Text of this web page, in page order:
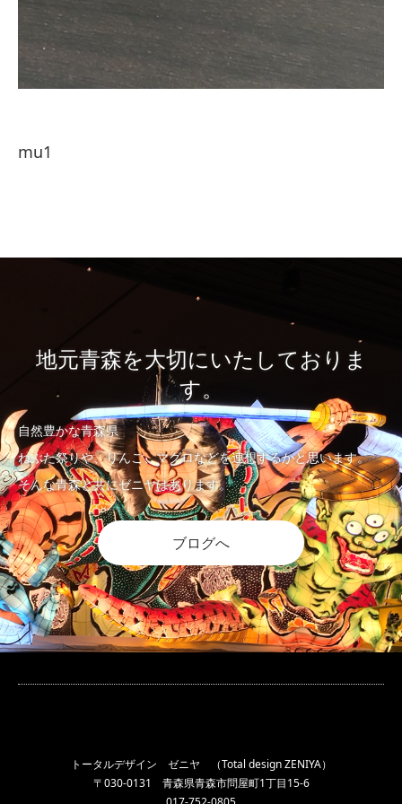
mu1
地元青森を大切にいたしておりま
す。
自然豊かな青森県
ねぶた祭りや、りんご、マグロなどを連想するかと思います。
そんな青森と共にゼニヤはあります。
ブログへ
トータルデザイン ゼニヤ （Total design ZENIYA）
〒030-0131 青森県青森市問屋町1丁目15-6